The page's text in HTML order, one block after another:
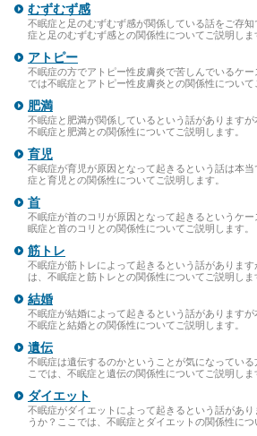
むずむず感
不眠症と足のむずむず感が関係している話をご存
症と足のむずむず感との関係性についてご説明しま
アトピー
不眠症の方でアトピー性皮膚炎で苦しんでいるケ
では不眠症とアトピー性皮膚炎との関係性について
肥満
不眠症と肥満が関係しているという話がありますが
不眠症と肥満との関係性についてご説明します。
育児
不眠症が育児が原因となって起きるという話は本
症と育児との関係性についてご説明します。
首
不眠症が首のコリが原因となって起きるというケ
眠症と首のコリとの関係性についてご説明します。
筋トレ
不眠症が筋トレによって起きるという話がありま
は、不眠症と筋トレとの関係性についてご説明しま
結婚
不眠症が結婚によって起きるという話がありますが
不眠症と結婚との関係性についてご説明します。
遺伝
不眠症は遺伝するのかということが気になってい
こでは、不眠症と遺伝の関係性についてご説明しま
ダイエット
不眠症がダイエットによって起きるという話があ
うか？ここでは、不眠症とダイエットの関係性につ